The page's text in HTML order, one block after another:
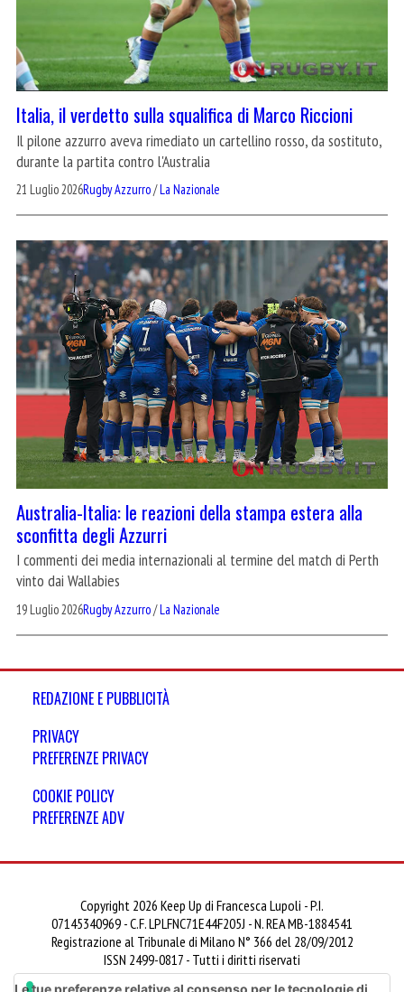
Italia, il verdetto sulla squalifica di Marco Riccioni
Il pilone azzurro aveva rimediato un cartellino rosso, da sostituto,
durante la partita contro l'Australia
21 Luglio 2026Rugby Azzurro/La Nazionale
Australia-Italia: le reazioni della stampa estera alla
sconfitta degli Azzurri
I commenti dei media internazionali al termine del match di Perth
vinto dai Wallabies
19 Luglio 2026Rugby Azzurro/La Nazionale
REDAZIONE E PUBBLICITÀ
PRIVACY
PREFERENZE PRIVACY
COOKIE POLICY
PREFERENZE ADV
Copyright 2026 Keep Up di Francesca Lupoli - P.I.
07145340969 - C.F. LPLFNC71E44F205J - N. REA MB-1884541
Registrazione al Tribunale di Milano N° 366 del 28/09/2012
ISSN 2499-0817 - Tutti i diritti riservati
Le tue preferenze relative al consenso per le tecnologie di